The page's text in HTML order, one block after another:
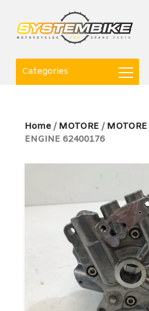
Categories
Home / MOTORE / MOTORE
ENGINE 62400176